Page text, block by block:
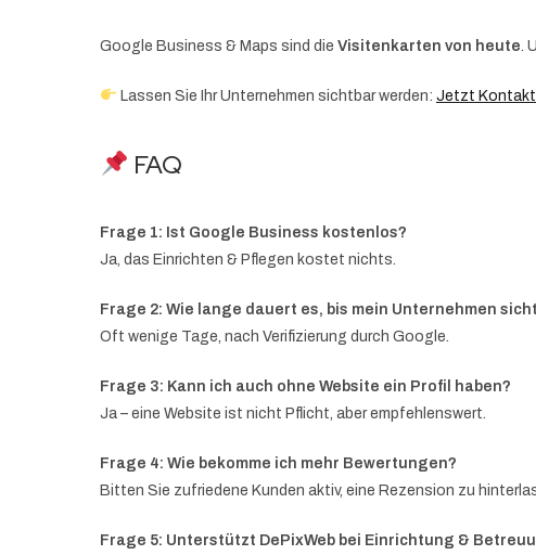
Google Business & Maps sind die Visitenkarten von heute.
Lassen Sie Ihr Unternehmen sichtbar werden: Jetzt Kontakt
FAQ
Frage 1: Ist Google Business kostenlos?
Ja, das Einrichten & Pflegen kostet nichts.
Frage 2: Wie lange dauert es, bis mein Unternehmen
Oft wenige Tage, nach Verifizierung durch Google.
Frage 3: Kann ich auch ohne Website ein Profil haben?
Ja – eine Website ist nicht Pflicht, aber empfehlenswert.
Frage 4: Wie bekomme ich mehr Bewertungen?
Bitten Sie zufriedene Kunden aktiv, eine Rezension zu
Frage 5: Unterstützt DePixWeb bei Einrichtung &